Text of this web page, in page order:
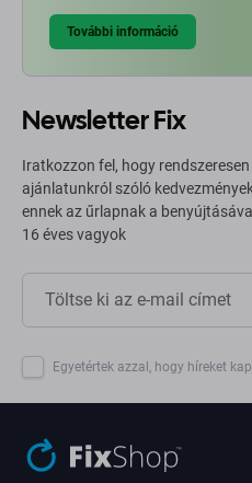
További információ
Newsletter Fix
Iratkozzon fel, hogy
ajánlatunkról szóló
ennek az űrlapnak a
16 éves vagyok
Egyetértek azzal, hogy híreket